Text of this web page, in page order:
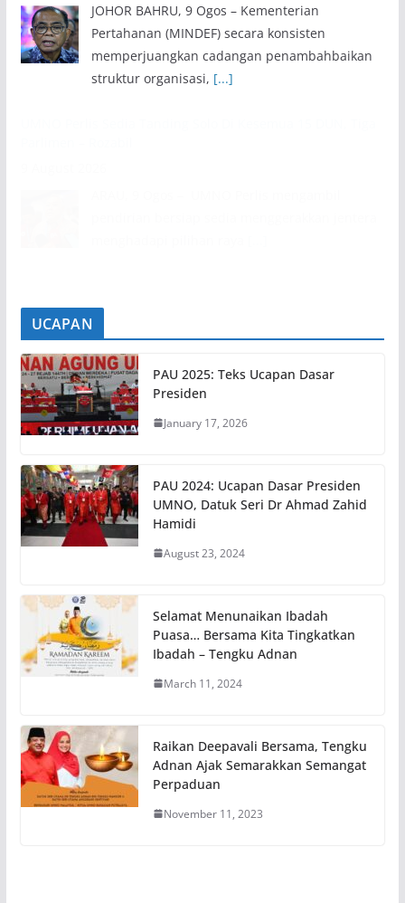
JOHOR BAHRU, 9 Ogos – Kementerian
Pertahanan (MINDEF) secara konsisten
memperjuangkan cadangan penambahbaikan
struktur organisasi, [...]
UCAPAN
PAU 2025: Teks Ucapan Dasar
Presiden
January 17, 2026
PAU 2024: Ucapan Dasar Presiden
UMNO, Datuk Seri Dr Ahmad Zahid
Hamidi
August 23, 2024
Selamat Menunaikan Ibadah
Puasa… Bersama Kita Tingkatkan
Ibadah – Tengku Adnan
March 11, 2024
Raikan Deepavali Bersama, Tengku
Adnan Ajak Semarakkan Semangat
Perpaduan
November 11, 2023